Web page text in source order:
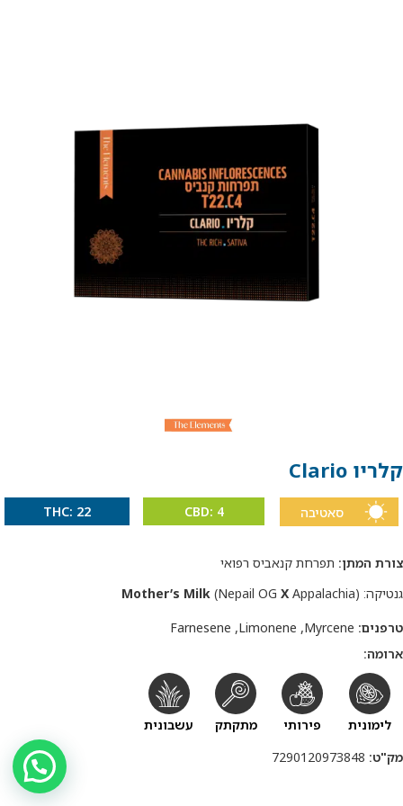
קלריו Clario
סאטיבה CBD: 4
THC: 22
צורת המתן: תפרחת קנאביס רפואי
גנטיקה:
Mother’s Milk (Nepail OG X Appalachia)
טרפנים: Myrcene
,
Limonene
,
Farnesene
ארומה:
לימונית פירותי מתקתק
עשבונית
מק"ט: 7290120973848